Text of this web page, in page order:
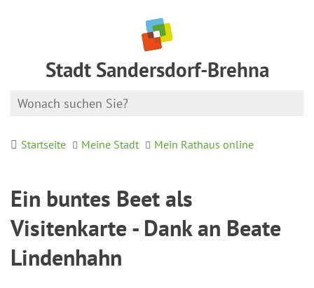
Stadt Sandersdorf-Brehna
Startseite Meine Stadt Mein Rathaus online
Ein buntes Beet als
Visitenkarte - Dank an Beate
Lindenhahn